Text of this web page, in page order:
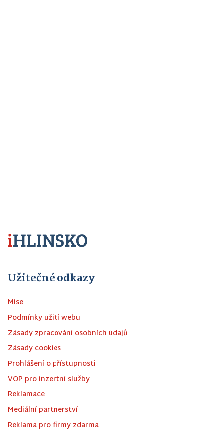
Užitečné odkazy
Mise
Podmínky užití webu
Zásady zpracování osobních údajů
Zásady cookies
Prohlášení o přístupnosti
VOP pro inzertní služby
Reklamace
Mediální partnerství
Reklama pro firmy zdarma